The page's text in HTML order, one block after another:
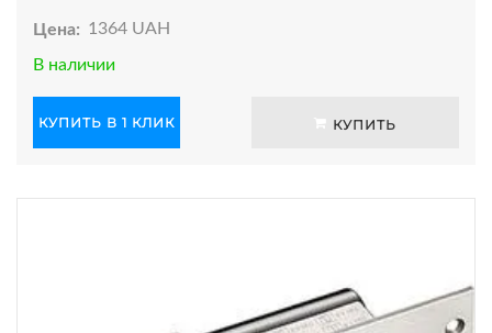
Цена: 1364 UAH
В наличии
КУПИТЬ В 1 КЛИК КУПИТЬ